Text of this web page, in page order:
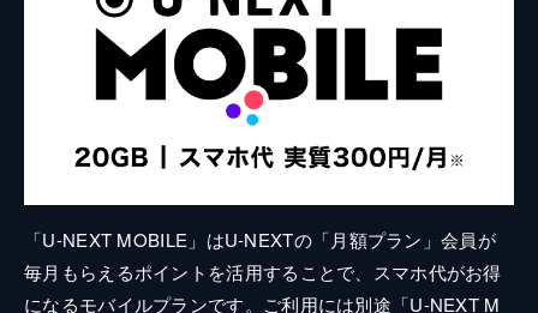
「U-NEXT MOBILE」はU-NEXTの「月額プラン」会員が
毎月もらえるポイントを活用することで、スマホ代がお得
になるモバイルプランです。ご利用には別途「U-NEXT M